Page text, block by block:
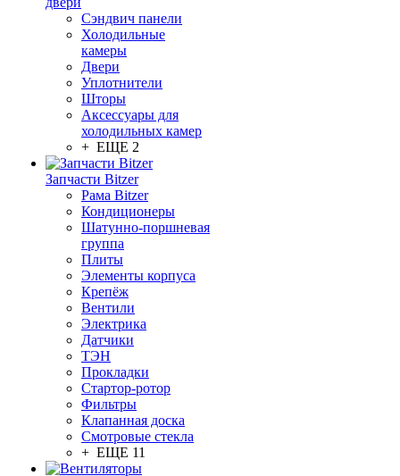
Сэндвич панели
Холодильные
камеры
Двери
Уплотнители
Шторы
Аксессуары для
холодильных камер
+ ЕЩЕ 2
Запчасти Bitzer
Рама Bitzer
Кондиционеры
Шатунно-поршневая
группа
Плиты
Элементы корпуса
Крепёж
Вентили
Электрика
Датчики
ТЭН
Прокладки
Стартор-ротор
Фильтры
Клапанная доска
Смотровые стекла
+ ЕЩЕ 11